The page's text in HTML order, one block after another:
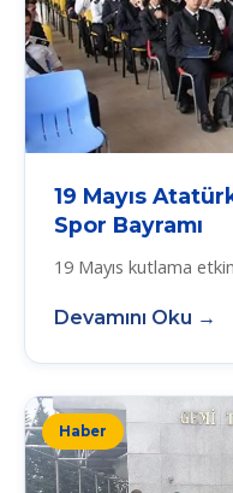
19 Mayıs
Spor Bayramı
19 Mayıs kutlama
Devamını Oku →
Haber